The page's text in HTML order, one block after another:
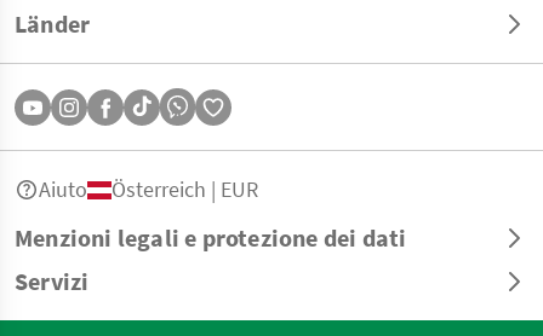
Länder
Menzioni legali e protezione dei dati
Servizi
Aiuto Österreich | EUR